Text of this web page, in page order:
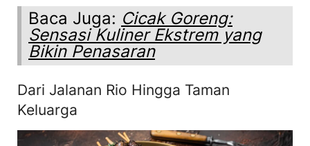
Baca Juga: Cicak Goreng:
Sensasi Kuliner Ekstrem yang
Bikin Penasaran
Dari Jalanan Rio Hingga Taman
Keluarga